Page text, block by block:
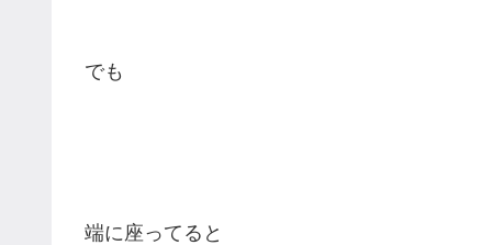
でも
端に座ってると